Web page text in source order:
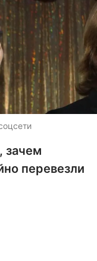
зачем
перевезли